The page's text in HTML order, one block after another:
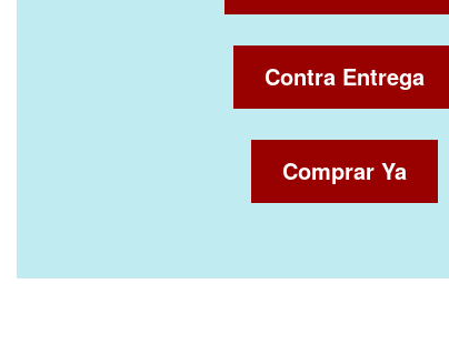
Contra Entrega
Comprar Ya